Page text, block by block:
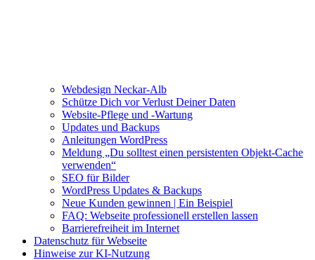
Webdesign Neckar-Alb
Schütze Dich vor Verlust Deiner Daten
Website-Pflege und -Wartung
Updates und Backups
Anleitungen WordPress
Meldung „Du solltest einen persistenten Objekt-Cache
verwenden“
SEO für Bilder
WordPress Updates & Backups
Neue Kunden gewinnen | Ein Beispiel
FAQ: Webseite professionell erstellen lassen
Barrierefreiheit im Internet
Datenschutz für Webseite
Hinweise zur KI-Nutzung